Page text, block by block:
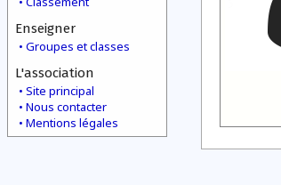
Enseigner
Groupes et classes
L'association
Site principal
Nous contacter
Mentions légales